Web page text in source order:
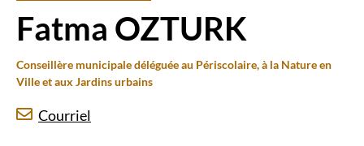
Fatma OZTURK
Conseillère municipale déléguée au Périscolaire, à la Nature en
Ville et aux Jardins urbains
Courriel